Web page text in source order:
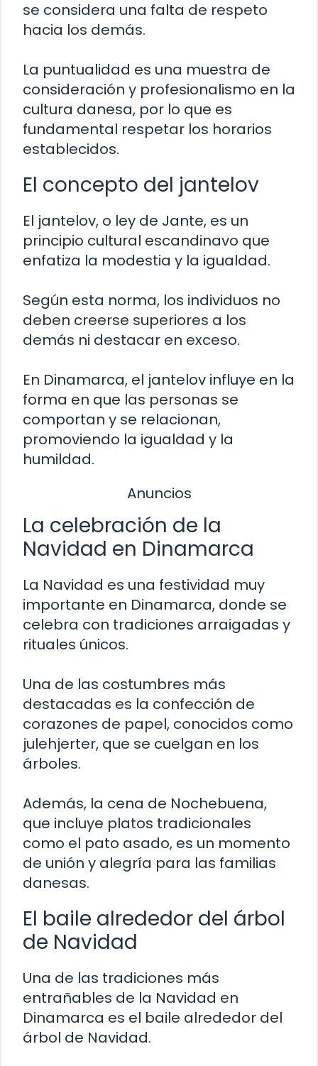
se considera una falta de respeto
hacia los demás.
La puntualidad es una muestra de
consideración y profesionalismo en la
cultura danesa, por lo que es
fundamental respetar los horarios
establecidos.
El concepto del jantelov
El jantelov, o ley de Jante, es un
principio cultural escandinavo que
enfatiza la modestia y la igualdad.
Según esta norma, los individuos no
deben creerse superiores a los
demás ni destacar en exceso.
En Dinamarca, el jantelov influye en la
forma en que las personas se
comportan y se relacionan,
promoviendo la igualdad y la
humildad.
Anuncios
La celebración de la
Navidad en Dinamarca
La Navidad es una festividad muy
importante en Dinamarca, donde se
celebra con tradiciones arraigadas y
rituales únicos.
Una de las costumbres más
destacadas es la confección de
corazones de papel, conocidos como
julehjerter, que se cuelgan en los
árboles.
Además, la cena de Nochebuena,
que incluye platos tradicionales
como el pato asado, es un momento
de unión y alegría para las familias
danesas.
El baile alrededor del árbol
de Navidad
Una de las tradiciones más
entrañables de la Navidad en
Dinamarca es el baile alrededor del
árbol de Navidad.